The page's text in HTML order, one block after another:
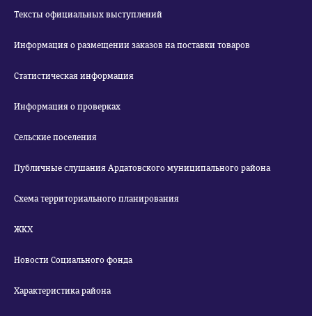
Тексты официальных выступлений
Информация о размещении заказов на поставки товаров
Статистическая информация
Информация о проверках
Сельские поселения
Публичные слушания Ардатовского муниципального района
Схема территориального планирования
ЖКХ
Новости Социального фонда
Характеристика района